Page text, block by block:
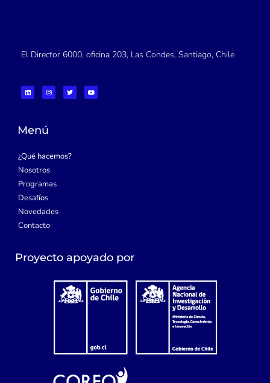
El Director 6000, oficina 203, Las Condes, Santiago, Chile
L
i
n
i
n
I
n
s
a
m
T
w
i
Y
o
u
Menú
¿Qué hacemos?
Nosotros
Programas
Desafíos
Novedades
Contacto
Proyecto apoyado por